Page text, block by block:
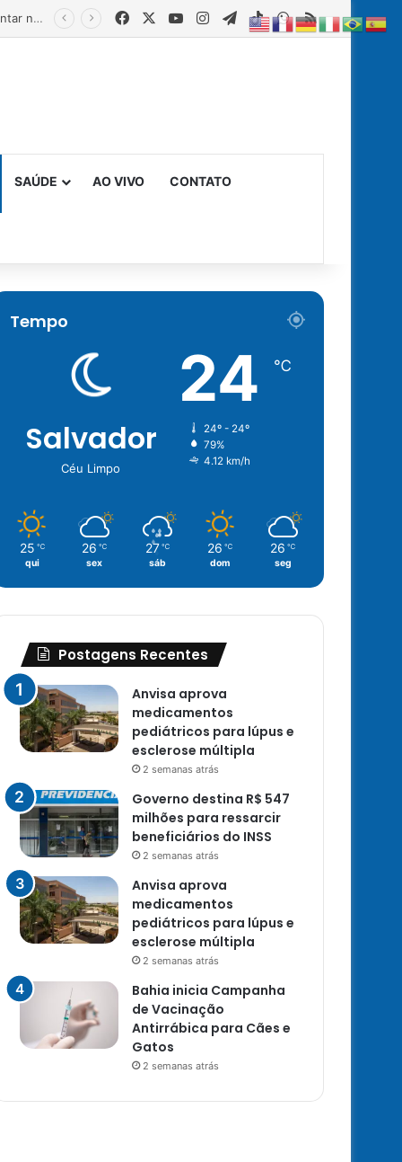
FacebookYouTubeInstagram
Telegram
TikTokWhatsApp
RSS
SAÚDE AO VIVO CONTATO
Tempo
Salvador
Céu Limpo
24 ℃
24º - 24º
79%
4.12 km/h
25 ℃
qui
26 ℃
sex
27 ℃
sáb
26 ℃
dom
26 ℃
seg
Postagens Recentes
Anvisa aprova
medicamentos
pediátricos para lúpus e
esclerose múltipla
2 semanas atrás
Governo destina R$ 547
milhões para ressarcir
beneficiários do INSS
2 semanas atrás
Anvisa aprova
medicamentos
pediátricos para lúpus e
esclerose múltipla
2 semanas atrás
Bahia inicia Campanha
de Vacinação
Antirrábica para Cães e
Gatos
2 semanas atrás